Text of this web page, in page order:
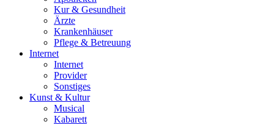
Kur & Gesundheit
Ärzte
Krankenhäuser
Pflege & Betreuung
Internet
Internet
Provider
Sonstiges
Kunst & Kultur
Musical
Kabarett